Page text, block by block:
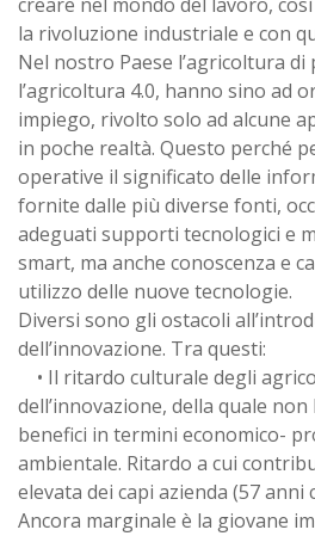
la rivoluzione industriale e con
Nel nostro Paese l’agricoltura di
l’agricoltura 4.0, hanno sino ad
impiego, rivolto solo ad alcune
in poche realtà. Questo perché
operative il significato delle
fornite dalle più diverse fonti,
adeguati supporti tecnologici e
smart, ma anche conoscenza e
utilizzo delle nuove tecnologie.
Diversi sono gli ostacoli
dell’innovazione. Tra questi:
• Il ritardo culturale degli
dell’innovazione, della quale
benefici in termini economico-
ambientale. Ritardo a cui
elevata dei capi azienda (57 anni
Ancora marginale è la giovane